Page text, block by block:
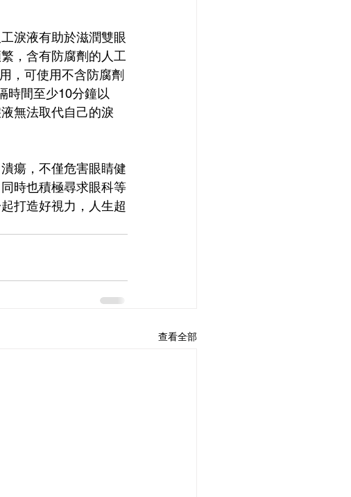
淚液有助於滋潤雙眼
，含有防腐劑的人工
，可使用不含防腐劑
時間至少10分鐘以
無法取代自己的淚
瘍，不僅危害眼睛健
時也積極尋求眼科等
打造好視力，人生超
查看全部